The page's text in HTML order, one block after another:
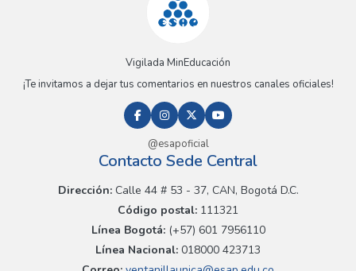
Vigilada MinEducación
¡Te invitamos a dejar tus comentarios en nuestros canales oficiales!
@esapoficial
Contacto Sede Central
Dirección:Calle 44 # 53 - 37, CAN, Bogotá D.C.
Código postal: 111321
Línea Bogotá:(+57) 601 7956110
Línea Nacional: 018000 423713